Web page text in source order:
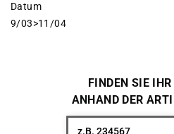
Datum
9/03>11/04
FINDEN SIE
ANHAND DER